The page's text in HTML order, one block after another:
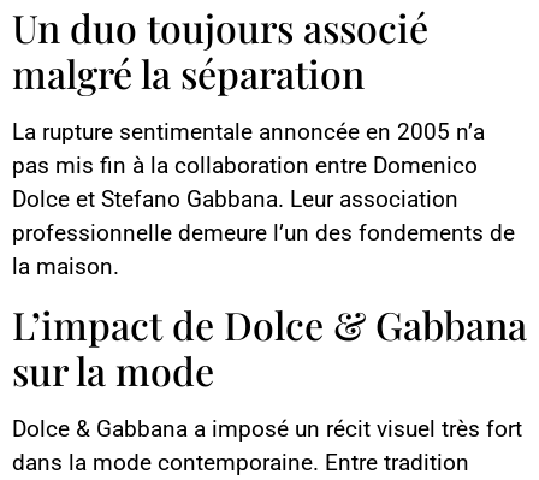
Un duo toujours associé
malgré la séparation
La rupture sentimentale annoncée en 2005 n’a
pas mis fin à la collaboration entre Domenico
Dolce et Stefano Gabbana. Leur association
professionnelle demeure l’un des fondements de
la maison.
L’impact de Dolce & Gabbana
sur la mode
Dolce & Gabbana a imposé un récit visuel très fort
dans la mode contemporaine. Entre tradition